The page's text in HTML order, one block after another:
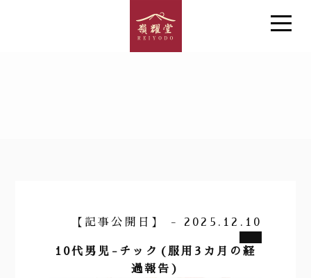
【記事公開日】 - 2025.12.10
10代男児-チック(服用3カ月の経
過報告)